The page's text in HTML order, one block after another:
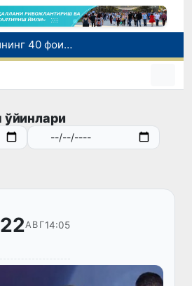
Адолат, холислик, ростлик ва ҳалоллик муҳитини яратишга қаратилган янги қонун тафсилоти
Бозор хизматларининг 40 фоиздан ортиғи пойтахт ҳиссасига тўғри келмоқда
ўйинлари
22АВГ14:05